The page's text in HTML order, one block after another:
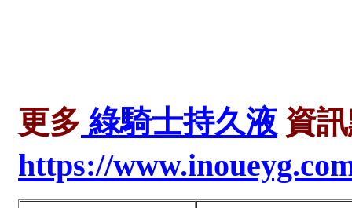
更多 綠騎士持久液 資
https://